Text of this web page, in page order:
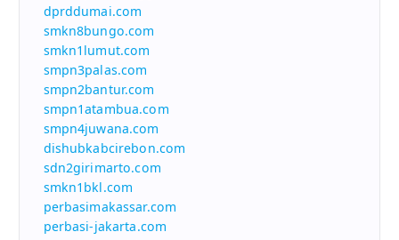
dprddumai.com
smkn8bungo.com
smkn1lumut.com
smpn3palas.com
smpn2bantur.com
smpn1atambua.com
smpn4juwana.com
dishubkabcirebon.com
sdn2girimarto.com
smkn1bkl.com
perbasimakassar.com
perbasi-jakarta.com